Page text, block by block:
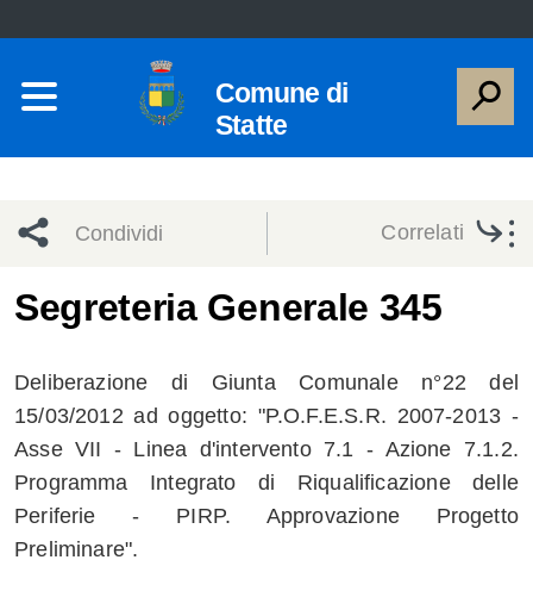
Comune di
Statte
Condividi
network
Condividi
Condividi
Facebook
su
Twitter
Condividi
su
Facebook
Condividi
su
Correlati
Segreteria Generale 345
Deliberazione di Giunta Comunale n°22 del
15/03/2012 ad oggetto: "P.O.F.E.S.R. 2007-2013 -
Asse VII - Linea d'intervento 7.1 - Azione 7.1.2.
Programma Integrato di Riqualificazione delle
Periferie - PIRP. Approvazione Progetto
Preliminare".